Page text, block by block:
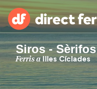
Països
Bitllets de Ferry
Siros - Sèrifos
Ferris aIlles Cíclades